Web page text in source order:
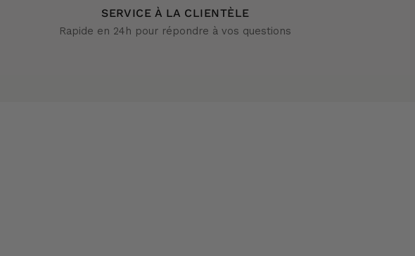
SERVICE À LA CLIENTÈLE
Rapide en 24h pour répondre à vos questions